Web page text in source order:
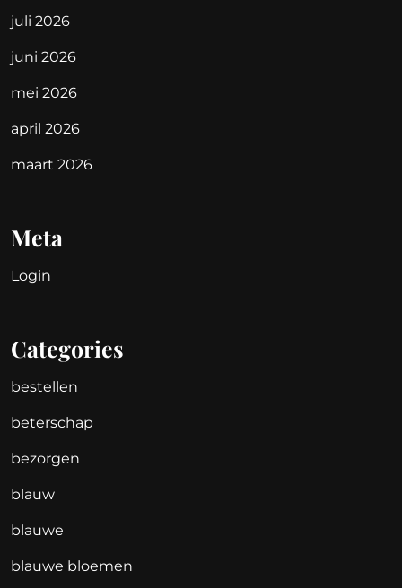
juli 2026
juni 2026
mei 2026
april 2026
maart 2026
Meta
Login
Categories
bestellen
beterschap
bezorgen
blauw
blauwe
blauwe bloemen